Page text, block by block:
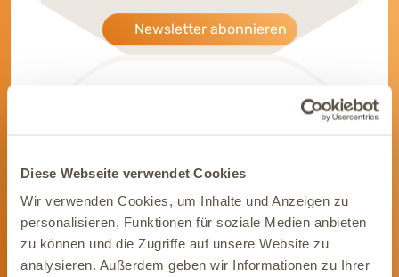
Diese Webseite verwendet Cookies
Wir verwenden Cookies, um Inhalte und Anzeigen zu
personalisieren, Funktionen für soziale Medien anbieten
zu können und die Zugriffe auf unsere Website zu
analysieren. Außerdem geben wir Informationen zu Ihrer
Newsletter abonnieren
Werde Teil unserer Community
Bleib immer auf dem Laufenden und vernetze Dich mit uns auf
Social Media. Unsere Kanäle bieten Dir aktuelle News und
exklusive Einblicke.